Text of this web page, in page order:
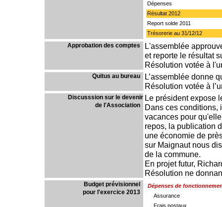
Dépenses
Résultat 2012
Report solde 2011
Trésorerie au 31/12/12
Approbation des comptes
L'assemblée
et reporte le résultat
Résolution votée à
Quitus au bureau
L’assemblée donne
Résolution votée à
Discusssion sur le devenir
de l'Association
Le président expose
Dans ces conditions,
vacances pour
repos, la publication
une économie de
sur Maignaut nous
de la commune.
En projet futur,
Résolution ne
Budget prévisionnel
pour l'exercice 2013
Dépenses de
Assurance
Frais postaux